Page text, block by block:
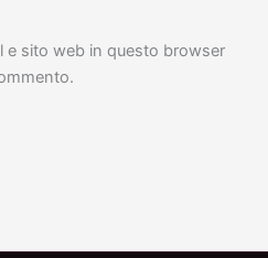
e sito web in questo browser